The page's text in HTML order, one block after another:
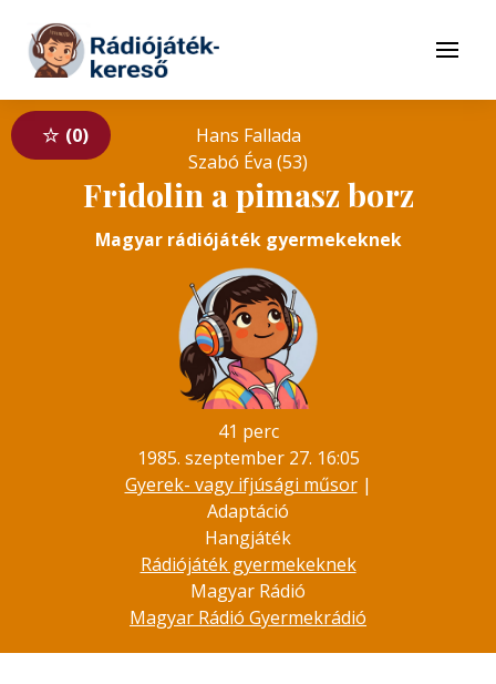
Tovább a tartalomhoz
Menü
0
Hans Fallada
Szabó Éva (53)
Fridolin a pimasz borz
Magyar rádiójáték gyermekeknek
41 perc
1985. szeptember 27. 16:05
Gyerek- vagy ifjúsági műsor|
Adaptáció
Hangjáték
Rádiójáték gyermekeknek
Magyar Rádió
Magyar Rádió Gyermekrádió